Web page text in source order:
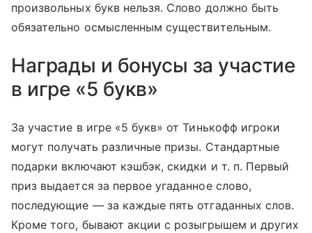
произвольных букв нельзя. Слово должно быть
обязательно осмысленным существительным.
Награды и бонусы за участие
в игре «5 букв»
За участие в игре «5 букв» от Тинькофф игроки
могут получать различные призы. Стандартные
подарки включают кэшбэк, скидки и т. п. Первый
приз выдается за первое угаданное слово,
последующие — за каждые пять отгаданных слов.
Кроме того, бывают акции с розыгрышем и других